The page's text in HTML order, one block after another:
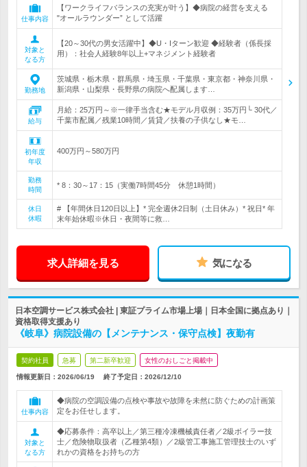
仕事内容
【ワークライフバランスの充実が叶う】◆病院の経営を支える
"オールラウンダー” として活躍
対象と
なる方
【20～30代の男女活躍中】◆U・Iターン歓迎 ◆経験者（係長採
用）：社会人経験8年以上+マネジメント経験者
勤務地
茨城県・栃木県・群馬県・埼玉県・千葉県・東京都・神奈川県・
新潟県・山梨県・長野県の病院へ配属します…
給与
月給：25万円～※一律手当含む★モデル月収例：35万円└ 30代／
千葉市配属／残業10時間／賃貸／扶養の子供なし★モ…
初年度
年収
400万円～580万円
勤務
時間
* 8：30～17：15（実働7時間45分 休憩1時間）
休日
休暇
# 【年間休日120日以上】* 完全週休2日制（土日休み）* 祝日* 年
末年始休暇※休日・夜間等に救…
求人詳細を見る 気になる
日本空調サービス株式会社 | 東証プライム市場上場｜日本全国に拠点あり｜
資格取得支援あり
《岐阜》病院設備の【メンテナンス・保守点検】夜勤有
契約社員 急募 第二新卒歓迎 女性のおしごと掲載中
情報更新日：2026/06/19 終了予定日： 2026/12/10
仕事内容
◆病院の空調設備の点検や事故や故障を未然に防ぐための計画策
定をお任せします。
対象と
なる方
◆応募条件：高卒以上／第三種冷凍機械責任者／2級ボイラー技
士／危険物取扱者（乙種第4類）／2級管工事施工管理技士のいず
れかの資格をお持ちの方